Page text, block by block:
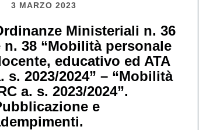
3 MARZO 2023
Ministeriali n. 36
n. 38 “Mobilità personale
educativo ed ATA
s. 2023/2024” – “Mobilità
a. s. 2023/2024”.
e